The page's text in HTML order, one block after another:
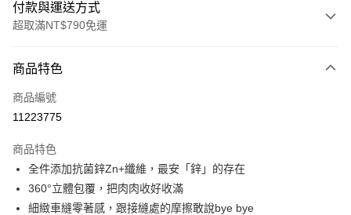
付款與運送方式
超取滿NT$790免運
信用卡一次付款
超商取貨付款
Apple Pay
街口支付
商品特色
商品編號
11223775
商品特色
全件添加抗菌鋅Zn+纖維，最安「鋅」的存在
360°立體包覆，把肉肉收好收滿
細緻車縫零著感，跟接縫處的摩擦敢說bye bye